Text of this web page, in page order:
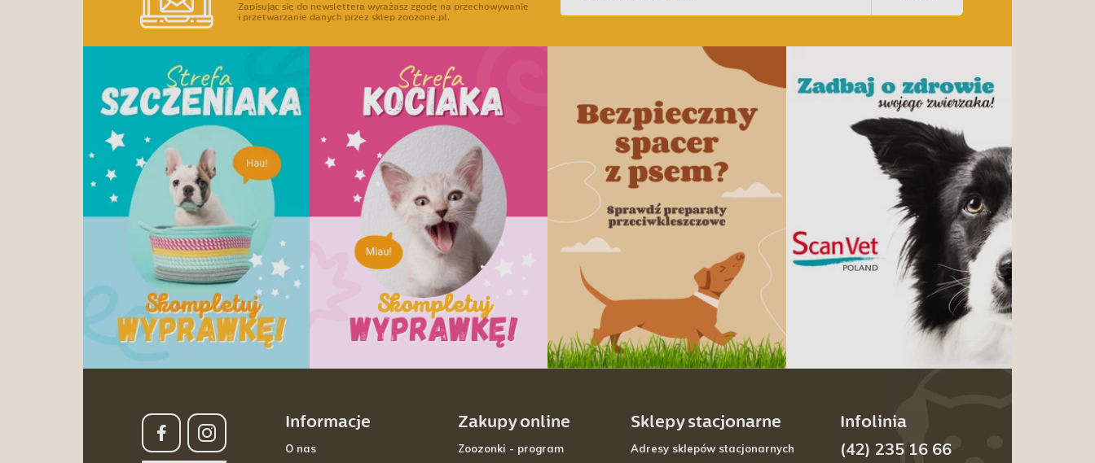
Zapisując się do newslettera wyrażasz zgodę na przechowywanie
i przetwarzanie danych przez sklep zoozone.pl.
Informacje
O nas
Zakupy online
Zoozonki - program
Sklepy stacjonarne
Adresy sklepów stacjonarnych
Infolinia
(42) 235 16 66